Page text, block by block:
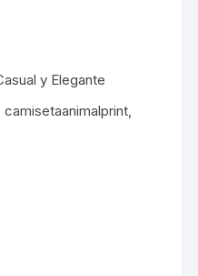
y Elegante
camisetaanimalprint,